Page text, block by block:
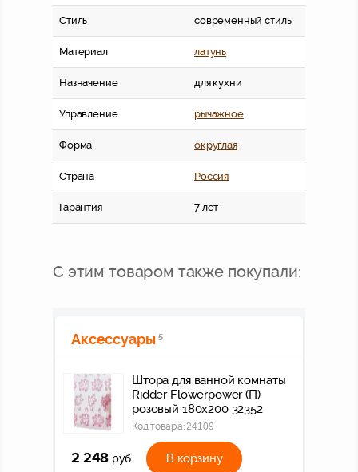
Стиль современный стиль
Материал латунь
Назначение для кухни
Управление рычажное
Форма округлая
Страна Россия
Гарантия 7 лет
С этим товаром также покупали:
Аксессуары 5
Штора для ванной комнаты
Ridder Flowerpower (П)
розовый 180x200 32352
Код товара: 24109
2 248 руб В корзину